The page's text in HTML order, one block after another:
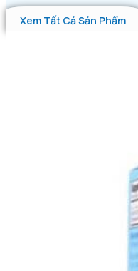
Xem Tất Cả Sản Phẩm